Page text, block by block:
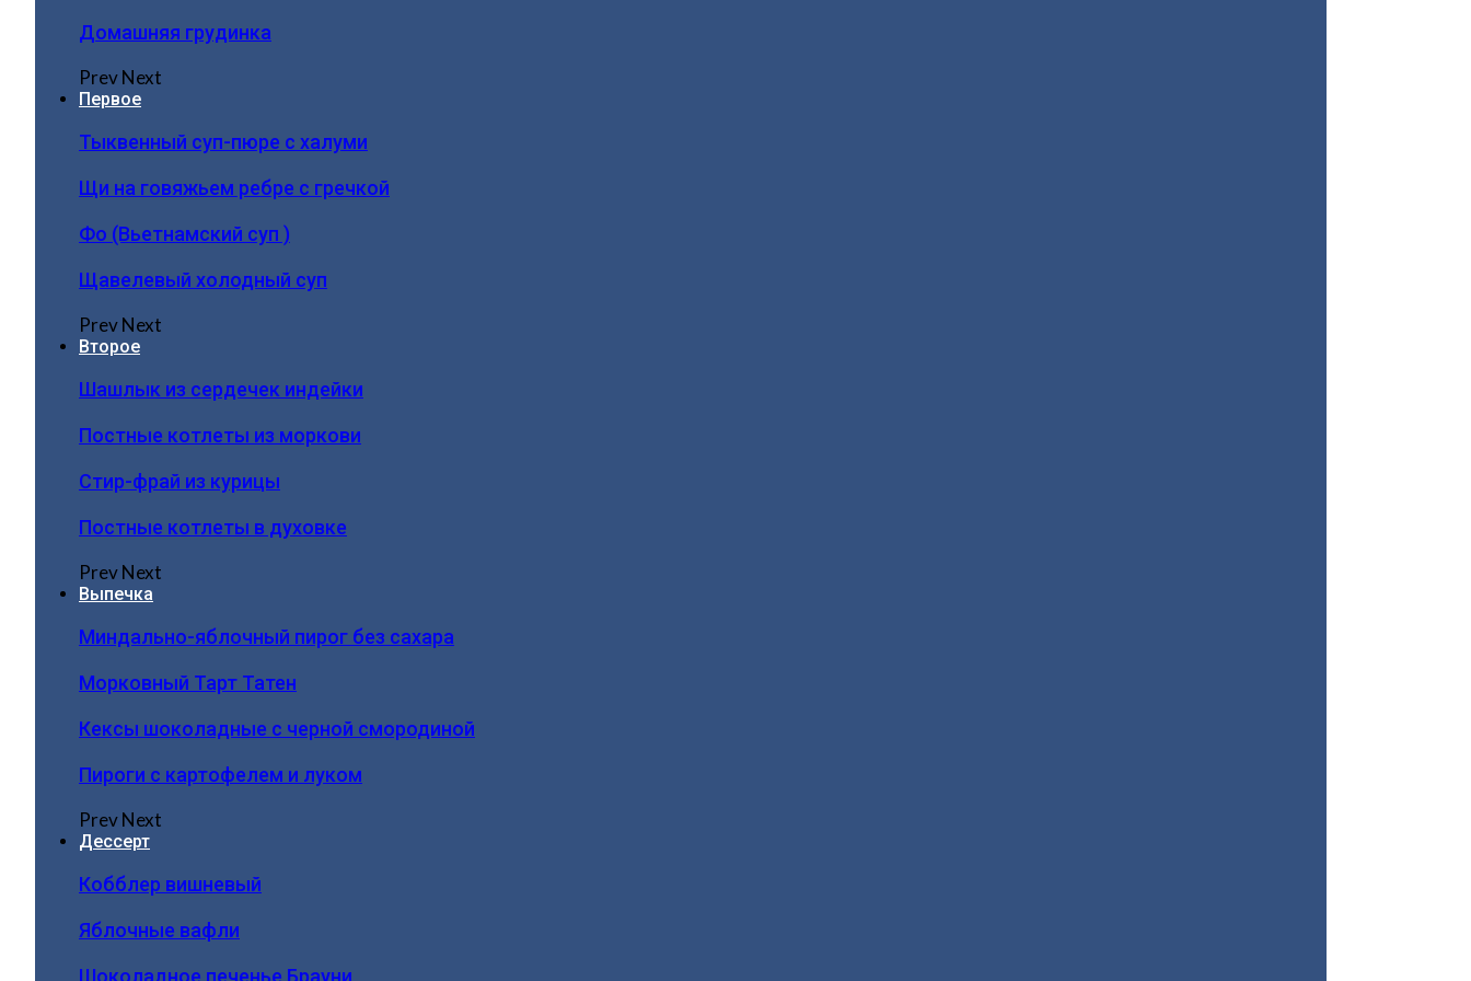
Домашняя грудинка
PrevNext
Первое
Тыквенный суп-пюре с халуми
Щи на говяжьем ребре с гречкой
Фо (Вьетнамский суп )
Щавелевый холодный суп
PrevNext
Второе
Шашлык из сердечек индейки
Постные котлеты из моркови
Стир-фрай из курицы
Постные котлеты в духовке
PrevNext
Выпечка
Миндально-яблочный пирог без сахара
Морковный Тарт Татен
Кексы шоколадные с черной смородиной
Пироги c картофелем и луком
PrevNext
Дессерт
Кобблер вишневый
Яблочные вафли
Шоколадное печенье Брауни